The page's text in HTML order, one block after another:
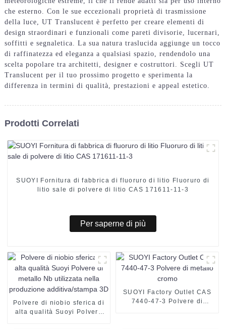
che esterno. Con le sue eccezionali proprietà di trasmissione
della luce, UT Translucent è perfetto per creare elementi di
design straordinari e funzionali come pareti divisorie, lucernari,
soffitti e segnaletica. La sua natura traslucida aggiunge un tocco
di raffinatezza ed eleganza a qualsiasi spazio, rendendolo una
scelta popolare tra architetti, designer e costruttori. Scegli UT
Translucent per il tuo prossimo progetto e sperimenta la
differenza in termini di qualità, prestazioni e appeal estetico.
Prodotti Correlati
SUOYI Fornitura di fabbrica di fluoruro di litio Fluoruro di
litio sale di polvere di litio CAS 171611-11-3
Per saperne di più
Polvere di niobio sferica di
alta qualità Suoyi Polvere
SUOYI Factory Outlet CAS
7440-47-3 Polvere di